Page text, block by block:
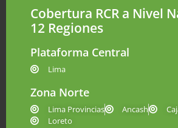
Cobertura RCR a Nivel
12 Regiones
Plataforma Central
Lima
Zona Norte
Lima Provincias Ancash
Loreto